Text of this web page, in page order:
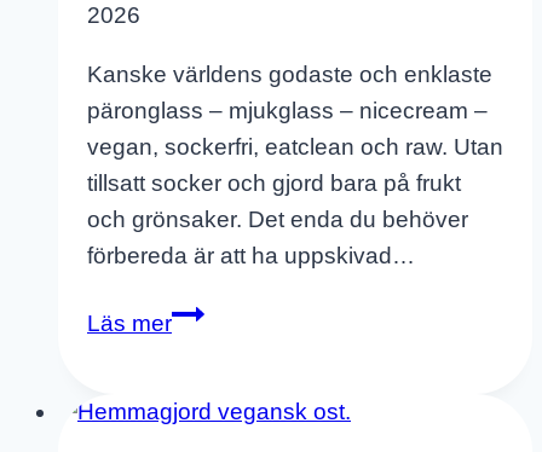
2026
Kanske världens godaste och enklaste
päronglass – mjukglass – nicecream –
vegan, sockerfri, eatclean och raw. Utan
tillsatt socker och gjord bara på frukt
och grönsaker. Det enda du behöver
förbereda är att ha uppskivad…
Läs merPäronglass
–